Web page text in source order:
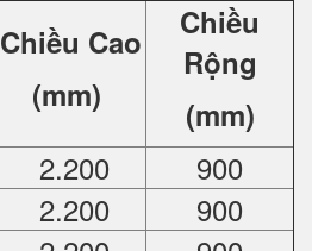
Chiều Cao
(mm)
Chiều
Rộng
(mm)
2.200
900
2.200
900